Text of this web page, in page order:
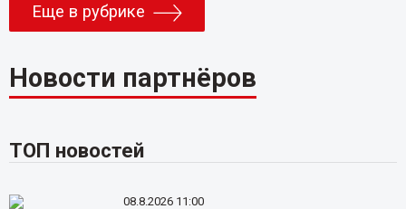
Еще в рубрике
Новости партнёров
ТОП новостей
08.8.2026 11:00